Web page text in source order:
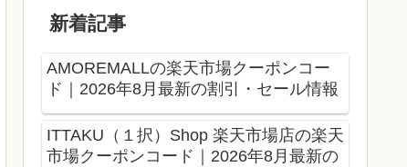
新着記事
AMOREMALLの楽天市場クーポンコー
ド｜2026年8月最新の割引・セール情報
ITTAKU（１択）Shop 楽天市場店の楽天
市場クーポンコード｜2026年8月最新の